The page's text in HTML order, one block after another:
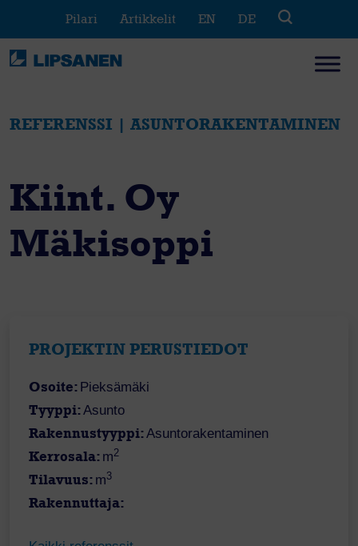
content
Pilari Artikkelit EN DE
REFERENSSI | ASUNTORAKENTAMINEN
Kiint. Oy
Mäkisoppi
PROJEKTIN PERUSTIEDOT
Osoite: Pieksämäki
Tyyppi:Asunto
Rakennustyyppi:Asuntorakentaminen
Kerrosala: m2
Tilavuus: m3
Rakennuttaja: